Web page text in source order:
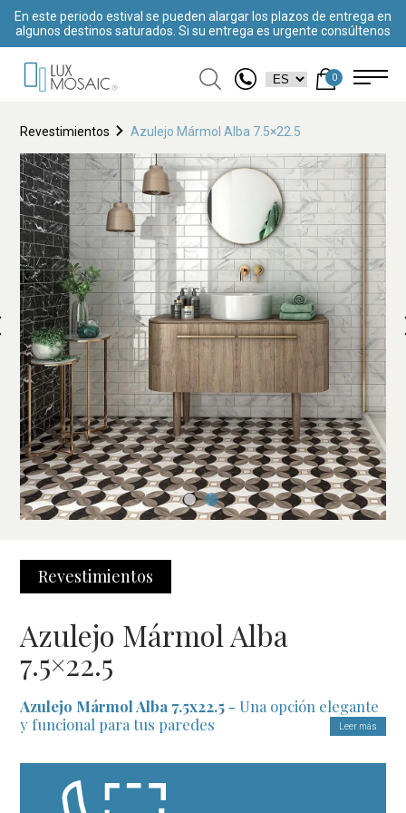
En este periodo estival se pueden alargar los plazos de entrega en
algunos destinos saturados. Si su entrega es urgente consúltenos
0
Revestimientos Azulejo Mármol Alba 7.5×22.5
Revestimientos
Azulejo Mármol Alba
7.5×22.5
Azulejo Mármol Alba 7.5x22.5 -Una opción elegante
y funcional para tus paredes
ElAzulejo Mármol Alba 7.5x22.5destaca por su diseño
inspirado en el mármol de Carrara, un material clásico que
nunca pasa de moda. Con su acabado brillante, este azulejo es
Leer más